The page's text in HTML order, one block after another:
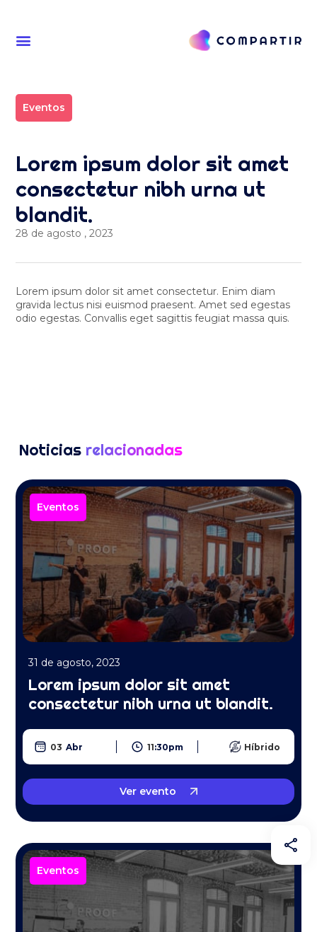
Eventos
Lorem ipsum dolor sit amet
consectetur nibh urna ut
blandit.
28 de agosto , 2023
Lorem ipsum dolor sit amet consectetur. Enim diam
gravida lectus nisi euismod praesent. Amet sed egestas
odio egestas. Convallis eget sagittis feugiat massa quis.
Noticias relacionadas
Eventos
31 de agosto, 2023
Lorem ipsum dolor sit amet
consectetur nibh urna ut blandit.
03 Abr 11:30pm Híbrido
Ver evento
Eventos